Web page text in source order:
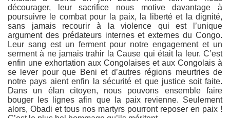
décourager, leur sacrifice nous motive davantage à
poursuivre le combat pour la paix, la liberté et la dignité,
sans jamais recourir à la violence qui est l’unique
argument des prédateurs internes et externes du Congo.
Leur sang est un ferment pour notre engagement et un
serment à ne jamais trahir la Cause qui était la leur. C’est
enfin une exhortation aux Congolaises et aux Congolais à
se lever pour que Beni et d’autres régions meurtries de
notre pays aient enfin la sécurité et que justice soit faite.
Dans un élan citoyen, nous pouvons ensemble faire
bouger les lignes afin que la paix revienne. Seulement
alors, Obadi et tous nos martyrs pourront reposer en paix !